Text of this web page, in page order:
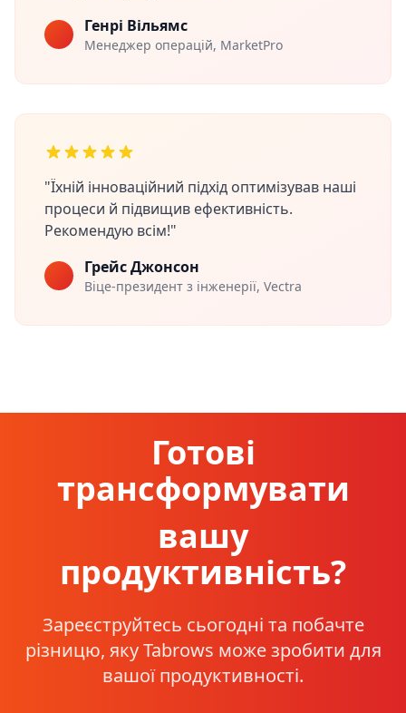
Генрі Вільямс
Менеджер операцій, MarketPro
"Їхній інноваційний підхід оптимізував наші
процеси й підвищив ефективність.
Рекомендую всім!"
Грейс Джонсон
Віце-президент з інженерії, Vectra
Готові
трансформувати
вашу
продуктивність?
Зареєструйтесь сьогодні та побачте
різницю, яку Tabrows може зробити для
вашої продуктивності.